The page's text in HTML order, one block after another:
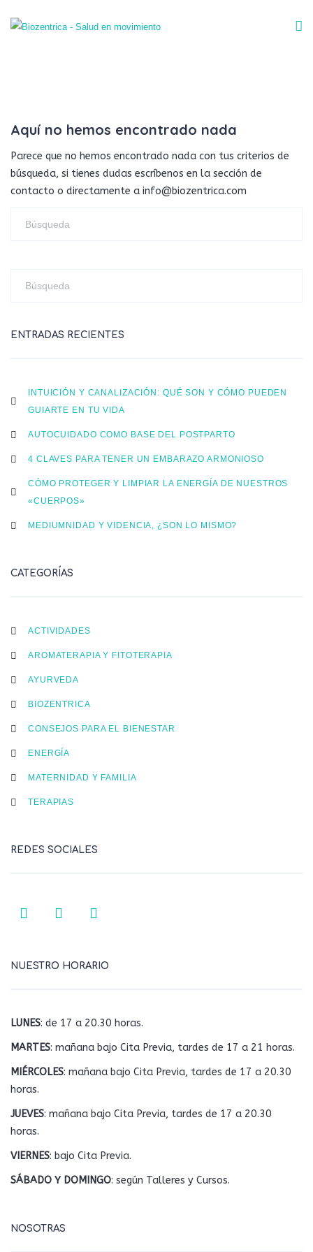
Aquí no hemos encontrado nada
Parece que no hemos encontrado nada con tus criterios de
búsqueda, si tienes dudas escríbenos en la sección de
contacto o directamente a info@biozentrica.com
ENTRADAS RECIENTES
INTUICIÓN Y CANALIZACIÓN: QUÉ SON Y CÓMO PUEDEN
GUIARTE EN TU VIDA
AUTOCUIDADO COMO BASE DEL POSTPARTO
4 CLAVES PARA TENER UN EMBARAZO ARMONIOSO
CÓMO PROTEGER Y LIMPIAR LA ENERGÍA DE NUESTROS
«CUERPOS»
MEDIUMNIDAD Y VIDENCIA, ¿SON LO MISMO?
CATEGORÍAS
ACTIVIDADES
AROMATERAPIA Y FITOTERAPIA
AYURVEDA
BIOZENTRICA
CONSEJOS PARA EL BIENESTAR
ENERGÍA
MATERNIDAD Y FAMILIA
TERAPIAS
REDES SOCIALES
NUESTRO HORARIO
LUNES: de 17 a 20.30 horas.
MARTES: mañana bajo Cita Previa, tardes de 17 a 21 horas.
MIÉRCOLES: mañana bajo Cita Previa, tardes de 17 a 20.30
horas.
JUEVES: mañana bajo Cita Previa, tardes de 17 a 20.30
horas.
VIERNES: bajo Cita Previa.
SÁBADO Y DOMINGO: según Talleres y Cursos.
NOSOTRAS